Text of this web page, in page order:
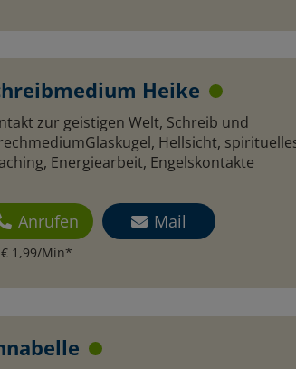
PIN: 880
ehrliche Lebensberatung mit
Hilfe der Lenormandkarten,
und der Geistigen Welt. Ob in
richtigen Weg finden
Heike
zur geistigen Welt, Schreib und
Hellsicht,
Energiearbeit, Engelskontakte
Anrufen
€ 1,99/Min*
Mail